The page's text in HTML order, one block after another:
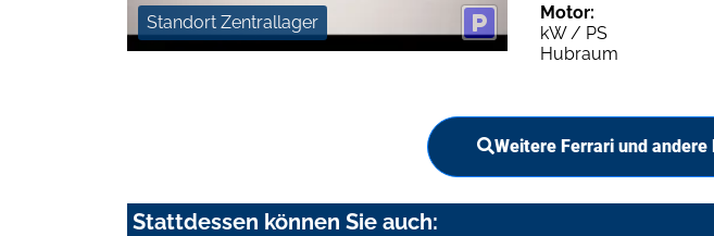
Standort Zentrallager
Motor:
kW / PS
Hubraum
Weitere Ferrari und
Stattdessen können Sie auch: